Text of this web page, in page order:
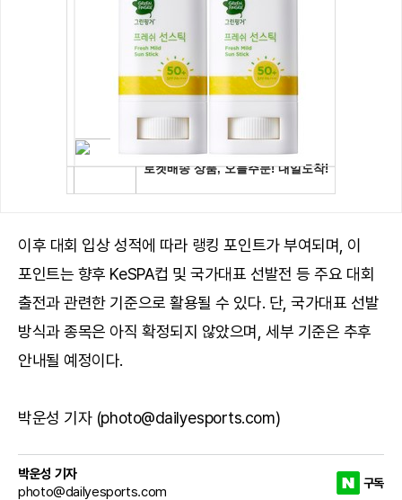
이후 대회 입상 성적에 따라 랭킹 포인트가 부여되며, 이
포인트는 향후 KeSPA컵 및 국가대표 선발전 등 주요 대회
출전과 관련한 기준으로 활용될 수 있다. 단, 국가대표 선발
방식과 종목은 아직 확정되지 않았으며, 세부 기준은 추후
안내될 예정이다.
박운성 기자 (photo@dailyesports.com)
박운성 기자
photo@dailyesports.com
구독